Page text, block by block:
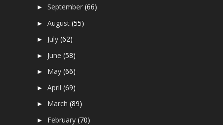
►September(66)
►August(55)
► July(62)
► June(58)
► May(66)
►April(69)
► March(89)
► February(70)